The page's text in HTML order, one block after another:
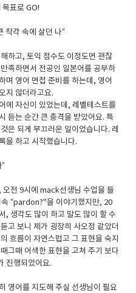
표로 GO!
착각 속에 살던 나”
하고, 토익 점수도 이정도면 괜찮
족하면서 전공인 일본어를 공부하
며 영어 면접 준비를 하는데, 영어
지 않더라고요.
에 자신이 있었는데, 레벨테스트를
듣는 순간 큰 충격을 받았어요. 특
은 되게 부끄러운 일이었습니다. 레
을 하고 시작했습니다.
전 9시에 mack선생님 수업을 들
“pardon?"을 이야기했지만, 20
, 생각도 많이 하고 말도 많이 할 수
고 보니 제가 굉장히 사오정 같았더
흐름이 자연스럽고 그 표현을 숙지
그때 어색한 표현을 고쳐 주기 보다
진행되었어요.
영어를 지도해 주실 선생님이 필요